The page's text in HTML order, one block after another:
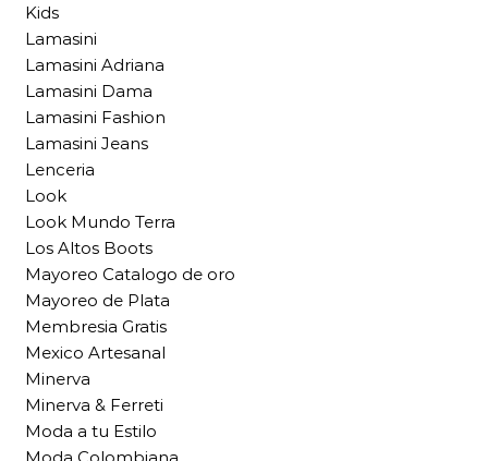
Kids
Lamasini
Lamasini Adriana
Lamasini Dama
Lamasini Fashion
Lamasini Jeans
Lenceria
Look
Look Mundo Terra
Los Altos Boots
Mayoreo Catalogo de oro
Mayoreo de Plata
Membresia Gratis
Mexico Artesanal
Minerva
Minerva & Ferreti
Moda a tu Estilo